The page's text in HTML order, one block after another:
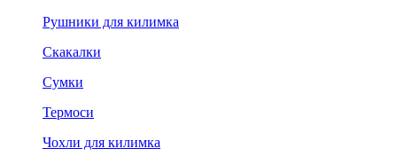
Рушники для килимка
Скакалки
Сумки
Термоси
Чохли для килимка